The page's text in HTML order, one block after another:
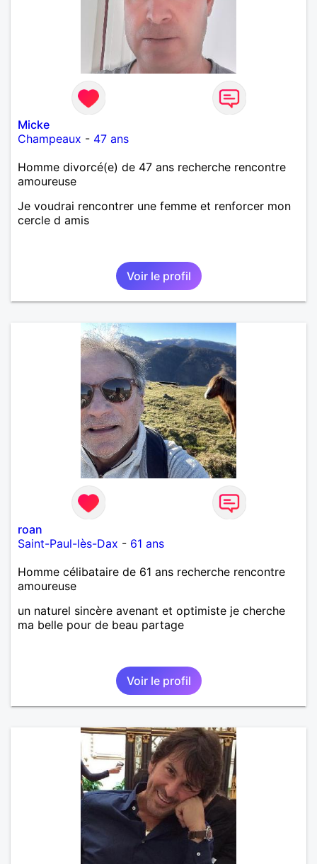
Micke
Champeaux - 47 ans
Homme divorcé(e) de 47 ans recherche rencontre
amoureuse
Je voudrai rencontrer une femme et renforcer mon
cercle d amis
Voir le profil
roan
Saint-Paul-lès-Dax - 61 ans
Homme célibataire de 61 ans recherche rencontre
amoureuse
un naturel sincère avenant et optimiste je cherche
ma belle pour de beau partage
Voir le profil